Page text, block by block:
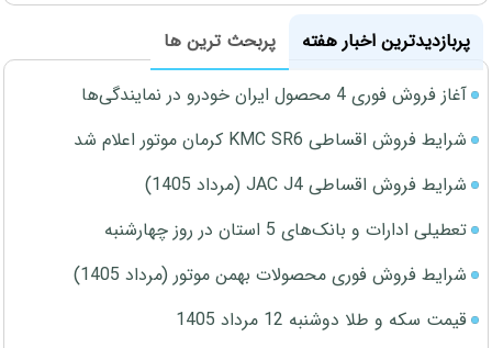
پربازدیدترین اخبار هفته
پربحث ترین ها
آغاز فروش فوری 4 محصول ایران خودرو در نمایندگی‌ها
شرایط فروش اقساطی KMC SR6 کرمان موتور اعلام شد
شرایط فروش اقساطی JAC J4 (مرداد 1405)
تعطیلی ادارات و بانک‌های 5 استان در روز چهارشنبه
شرایط فروش فوری محصولات بهمن موتور (مرداد 1405)
قیمت سکه و طلا دوشنبه 12 مرداد 1405